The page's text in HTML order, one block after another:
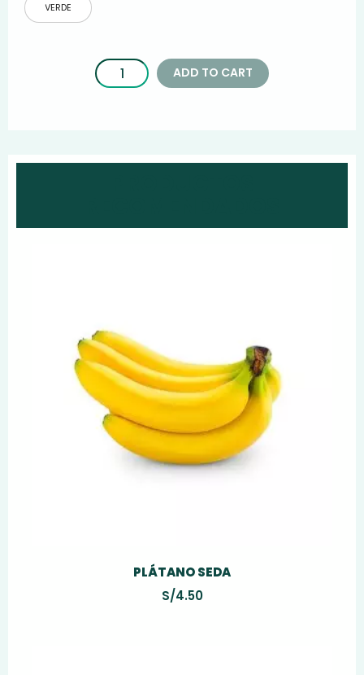
VERDE
ADD TO CART
PLÁTANO SEDA
S/4.50